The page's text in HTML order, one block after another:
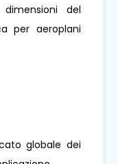
del
per aeroplani
globale dei